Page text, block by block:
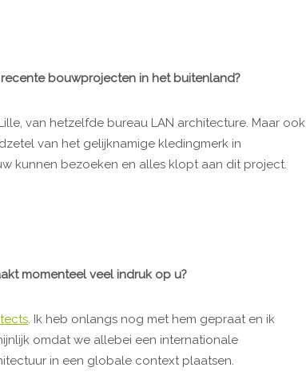
bouwprojecten in het buitenland?
van hetzelfde bureau LAN architecture. Maar ook
van het gelijknamige kledingmerk in
kunnen bezoeken en alles klopt aan dit project.
momenteel veel indruk op u?
. Ik heb onlangs nog met hem gepraat en ik
omdat we allebei een internationale
in een globale context plaatsen.